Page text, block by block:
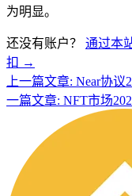
为明显。
还没有账户？ 通过本
扣 →
上一篇文章: Near协
一篇文章: NFT市场